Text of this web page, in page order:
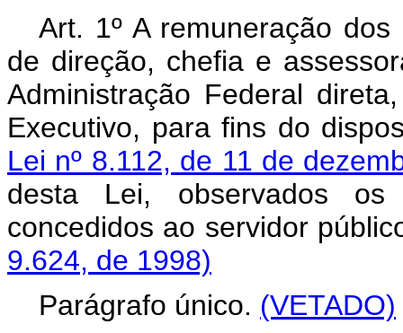
Art. 1º A remuneração
de direção, chefia e
Administração Federal
Executivo, para fins do
Lei nº 8.112, de 11 de
desta Lei, observados os
concedidos ao servidor
9.624, de 1998)
Parágrafo único. (VETADO)